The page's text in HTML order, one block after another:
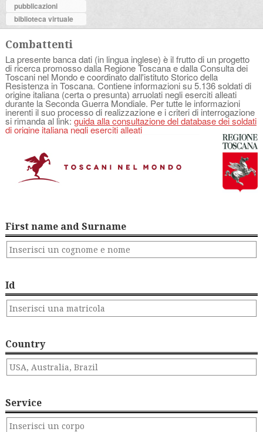
pubblicazioni
biblioteca virtuale
Combattenti
La presente banca dati (in lingua inglese) è il frutto di un progetto
di ricerca promosso dalla Regione Toscana e dalla Consulta dei
Toscani nel Mondo e coordinato dall'istituto Storico della
Resistenza in Toscana. Contiene informazioni su 5.136 soldati di
origine italiana (certa o presunta) arruolati negli eserciti alleati
durante la Seconda Guerra Mondiale. Per tutte le informazioni
inerenti il suo processo di realizzazione e i criteri di interrogazione
si rimanda al link: guida alla consultazione del database dei soldati
di origine italiana negli eserciti alleati
First name and Surname
Id
Country
Service